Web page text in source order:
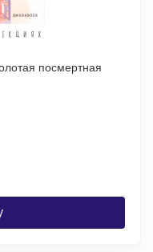
посмертная